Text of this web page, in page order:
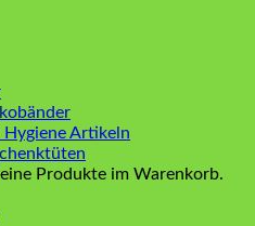
Produkte im Warenkorb.
Artikeln